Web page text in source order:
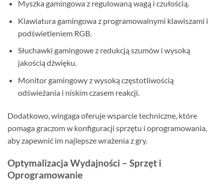
Myszka gamingowa z regulowaną wagą i czułością.
Klawiatura gamingowa z programowalnymi klawiszami i
podświetleniem RGB.
Słuchawki gamingowe z redukcją szumów i wysoką
jakością dźwięku.
Monitor gamingowy z wysoką częstotliwością
odświeżania i niskim czasem reakcji.
Dodatkowo, wingaga oferuje wsparcie techniczne, które
pomaga graczom w konfiguracji sprzętu i oprogramowania,
aby zapewnić im najlepsze wrażenia z gry.
Optymalizacja Wydajności – Sprzęt i
Oprogramowanie